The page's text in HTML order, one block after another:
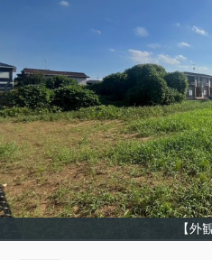
【外